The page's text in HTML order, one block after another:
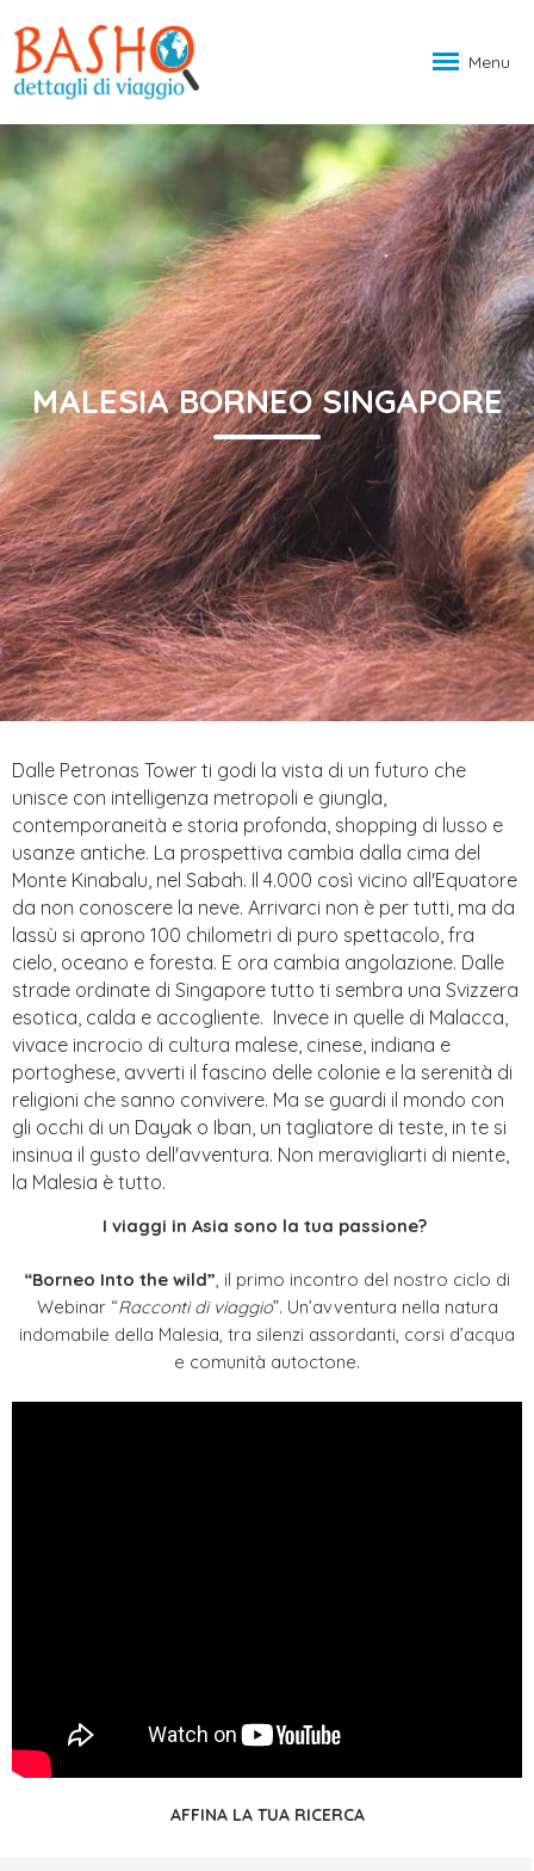
Menu
MALESIA BORNEO SINGAPORE
Dalle Petronas Tower ti godi la vista di un futuro che
unisce con intelligenza metropoli e giungla,
contemporaneità e storia profonda, shopping di lusso e
usanze antiche. La prospettiva cambia dalla cima del
Monte Kinabalu, nel Sabah. Il 4.000 così vicino all'Equatore
da non conoscere la neve. Arrivarci non è per tutti, ma da
lassù si aprono 100 chilometri di puro spettacolo, fra
cielo, oceano e foresta. E ora cambia angolazione. Dalle
strade ordinate di Singapore tutto ti sembra una Svizzera
esotica, calda e accogliente. Invece in quelle di Malacca,
vivace incrocio di cultura malese, cinese, indiana e
portoghese, avverti il fascino delle colonie e la serenità di
religioni che sanno convivere. Ma se guardi il mondo con
gli occhi di un Dayak o Iban, un tagliatore di teste, in te si
insinua il gusto dell'avventura. Non meravigliarti di niente,
la Malesia è tutto.
I viaggi in Asia sono la tua passione?
“Borneo Into the wild”, il primo incontro del nostro ciclo di
Webinar “Racconti di viaggio”. Un’avventura nella natura
indomabile della Malesia, tra silenzi assordanti, corsi d’acqua
e comunità autoctone.
AFFINA LA TUA RICERCA